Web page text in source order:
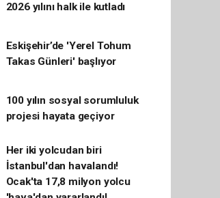
2026 yılını halk ile kutladı
Eskişehir’de 'Yerel Tohum
Takas Günleri' başlıyor
100 yılın sosyal sorumluluk
projesi hayata geçiyor
Her iki yolcudan biri
İstanbul'dan havalandı!
Ocak'ta 17,8 milyon yolcu